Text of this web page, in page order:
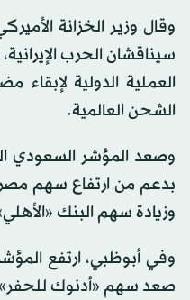
وقال وزير الخزانة
سيناقشان الحرب الإيران
العملية الدولية
الشحن العالمية.
بدعم من ارتفاع سهم
وزيادة سهم البنك «الأهلي» 0.5 في
صعد سهم «أدنوك للحفر» 1.6 في